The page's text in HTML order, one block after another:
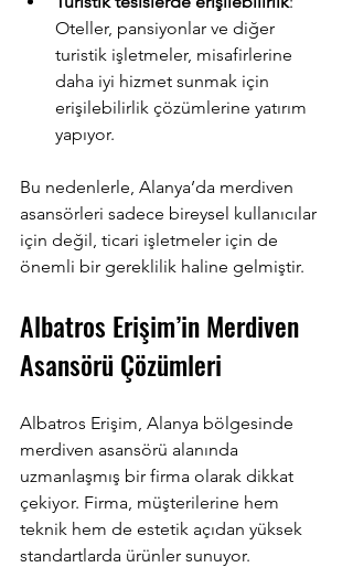
Oteller, pansiyonlar ve diğer
turistik işletmeler, misafirlerine
daha iyi hizmet sunmak için
erişilebilirlik çözümlerine yatırım
yapıyor.
Bu nedenlerle, Alanya’da merdiven
asansörleri sadece bireysel kullanıcılar
için değil, ticari işletmeler için de
önemli bir gereklilik haline gelmiştir.
Albatros Erişim’in Merdiven
Asansörü Çözümleri
Albatros Erişim, Alanya bölgesinde
merdiven asansörü alanında
uzmanlaşmış bir firma olarak dikkat
çekiyor. Firma, müşterilerine hem
teknik hem de estetik açıdan yüksek
standartlarda ürünler sunuyor.